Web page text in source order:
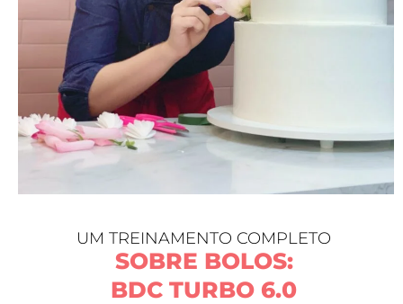
UM TREINAMENTO COMPLETO
SOBRE BOLOS:
BDC TURBO 6.0